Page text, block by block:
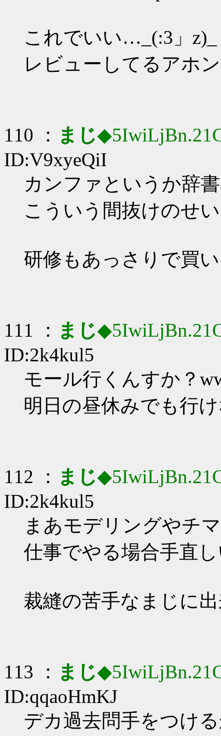
これでいい…_(:3」z)_
レビューしてるアホ
110 ： まじ
ID:V9xyeQiI
カンファというか辞
こういう間抜けのせ
研修もあっさりで買
111 ： まじ
ID:2k4kul5
モール行くんすか？
明日の昼休みでも行
112 ： まじ
ID:2k4kul5
まあモデリングやチ
仕事でやる場合手直
裁縫の苦手なまじに
113 ： まじ
ID:qqaoHmKJ
デカ過去問手をつけ